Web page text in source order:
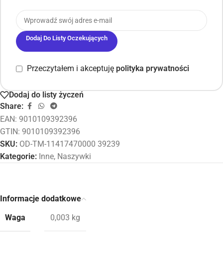
Dodaj Do Listy Oczekujących
Przeczytałem i akceptuję polityka prywatności
Dodaj do listy życzeń
Share:
EAN: 9010109392396
GTIN: 9010109392396
SKU: OD-TM-11417470000 39239
Kategorie: Inne, Naszywki
Informacje dodatkowe
Waga
0,003 kg